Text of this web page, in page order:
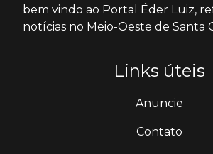
bem vindo ao Portal Éder Luiz,
notícias no Meio-Oeste de Santa
Links úteis
Anuncie
Contato